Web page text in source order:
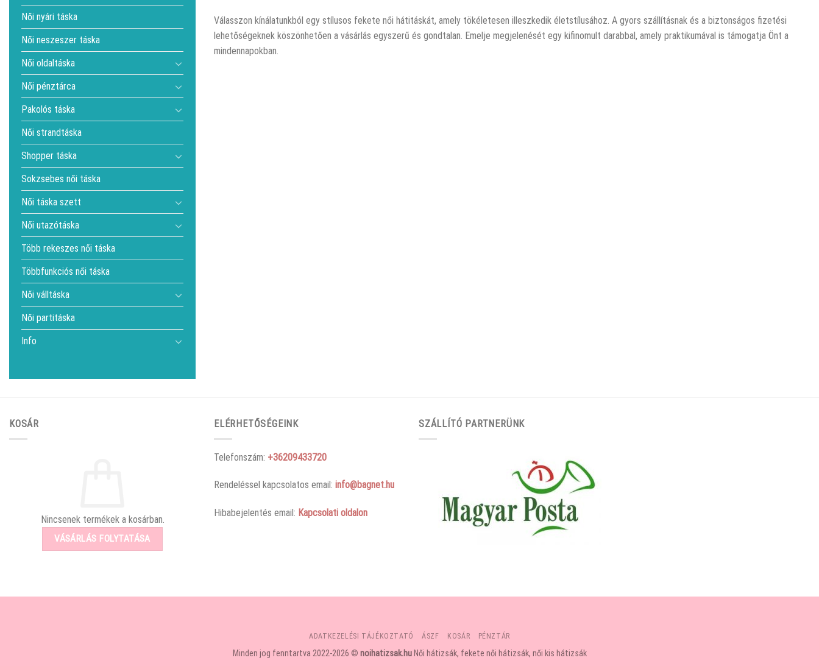
Női nyári táska
Női neszeszer táska
Női oldaltáska
Női pénztárca
Pakolós táska
Női strandtáska
Shopper táska
Sokzsebes női táska
Női táska szett
Női utazótáska
Több rekeszes női táska
Többfunkciós női táska
Női válltáska
Női partitáska
Info
Válasszon kínálatunkból egy stílusos fekete női hátitáskát, amely tökéletesen illeszkedik életstílusához. A gyors szállításnak és a biztonságos fizetési
lehetőségeknek köszönhetően a vásárlás egyszerű és gondtalan. Emelje megjelenését egy kifinomult darabbal, amely praktikumával is támogatja Önt a
mindennapokban.
KOSÁR
Nincsenek termékek a kosárban.
VÁSÁRLÁS FOLYTATÁSA
ELÉRHETŐSÉGEINK
Telefonszám: +36209433720
Rendeléssel kapcsolatos email: info@bagnet.hu
Hibabejelentés email: Kapcsolati oldalon
SZÁLLÍTÓ PARTNERÜNK
ADATKEZELÉSI TÁJÉKOZTATÓ ÁSZF KOSÁR PÉNZTÁR
Minden jog fenntartva 2022-2026 © noihatizsak.huNői hátizsák, fekete női hátizsák, női kis hátizsák